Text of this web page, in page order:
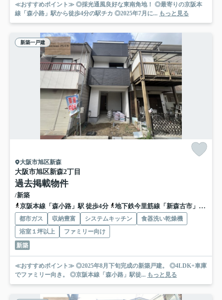
≪おすすめポイント≫ ◎採光通風良好な東南角地！ ◎最寄りの京阪本
線「森小路」駅から徒歩4分の駅チカ ◎2025年7月に... もっと見る
新築一戸建
大阪市旭区新森
大阪市旭区新森2丁目
過去掲載物件
/新築
京阪本線「森小路」駅 徒歩4分
地下鉄今里筋線「新森古市」駅 徒歩8分
都市ガス 収納豊富 システムキッチン
食器洗い乾燥機
浴室１坪以上
ファミリー向け
新築
≪おすすめポイント≫ ◎2025年8月下旬完成の新築戸建。 ◎4LDK+車庫
でファミリー向き。 ◎京阪本線「森小路」駅徒... もっと見る